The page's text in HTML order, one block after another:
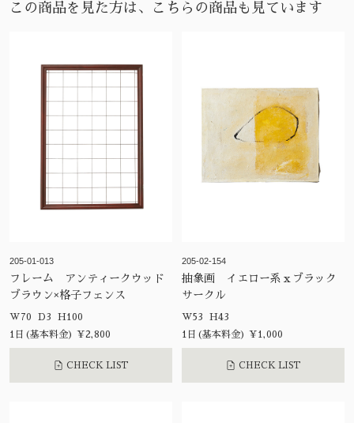
この商品を見た方は、こちらの商品も見ています
205-01-013
フレーム アンティークウッド
ブラウン×格子フェンス
W70 D3 H100
1日(基本料金) ¥2,800
CHECK LIST
205-02-154
抽象画 イエロー系ｘブラック
サークル
W53 H43
1日(基本料金) ¥1,000
CHECK LIST